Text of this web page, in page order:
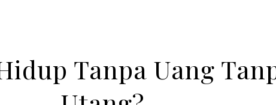
Tanpa Uang